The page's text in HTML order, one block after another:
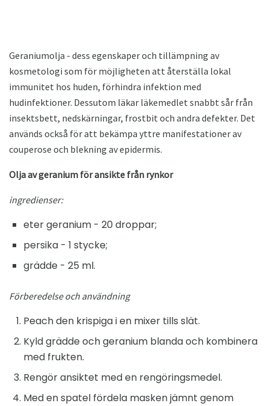
Geraniumolja - dess egenskaper och tillämpning av
kosmetologi som för möjligheten att återställa lokal
immunitet hos huden, förhindra infektion med
hudinfektioner. Dessutom läkar läkemedlet snabbt sår från
insektsbett, nedskärningar, frostbit och andra defekter. Det
används också för att bekämpa yttre manifestationer av
couperose och blekning av epidermis.
Olja av geranium för ansikte från rynkor
ingredienser:
eter geranium - 20 droppar;
persika - 1 stycke;
grädde - 25 ml.
Förberedelse och användning
Peach den krispiga i en mixer tills slät.
Kyld grädde och geranium blanda och kombinera
med frukten.
Rengör ansiktet med en rengöringsmedel.
Med en spatel fördela masken jämnt genom